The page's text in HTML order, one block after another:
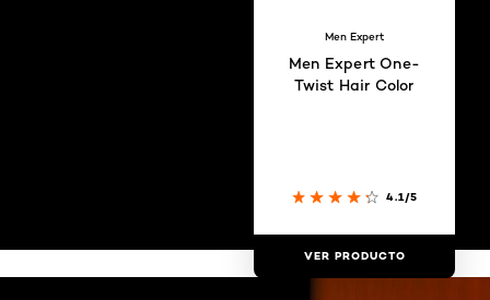
Men Expert
Men Expert One-
Twist Hair Color
4.1/5
VER PRODUCTO